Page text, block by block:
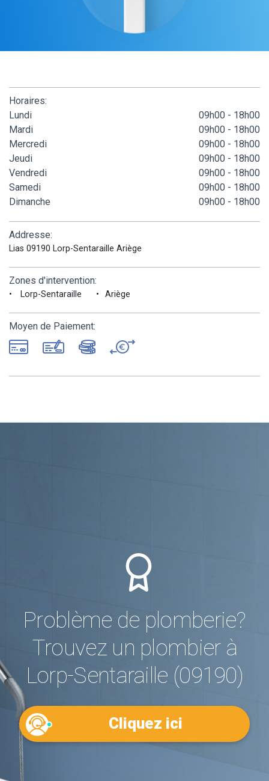
Horaires:
Lundi
09h00 - 18h00
Mardi
09h00 - 18h00
Mercredi
09h00 - 18h00
Jeudi
09h00 - 18h00
Vendredi
09h00 - 18h00
Samedi
09h00 - 18h00
Dimanche
09h00 - 18h00
Addresse:
Lias 09190 Lorp-Sentaraille Ariège
Zones d'intervention:
Lorp-Sentaraille Ariège
Moyen de Paiement:
Problème de plomberie?
Trouvez un plombier à
Lorp-Sentaraille (09190)
Cliquez ici